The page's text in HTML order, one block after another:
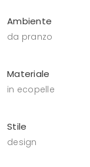
Ambiente
da pranzo
Materiale
in ecopelle
Stile
design